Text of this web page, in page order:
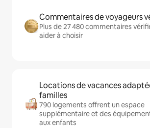
Commentaires de voyageurs
Plus de 27 480 commentaires
aider à choisir
Locations de vacances
familles
790 logements offrent un espace
supplémentaire et des
aux enfants